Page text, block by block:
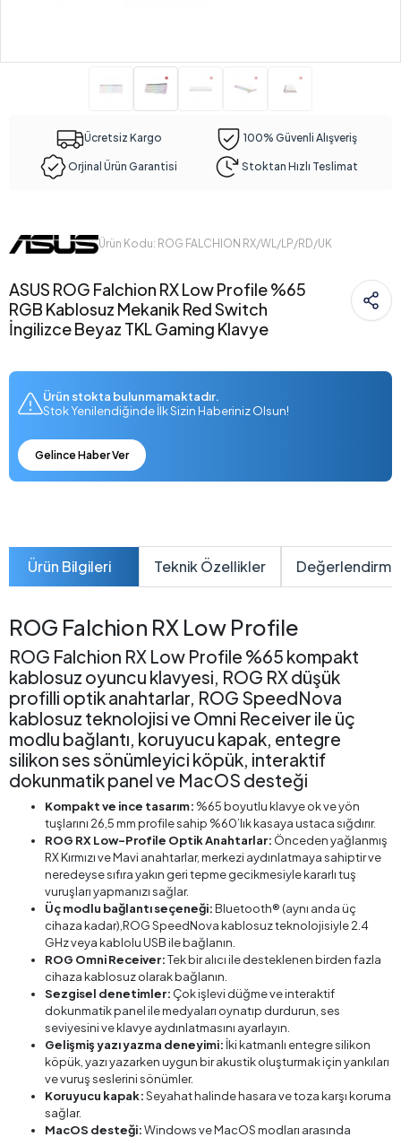
Ücretsiz Kargo 100% Güvenli Alışveriş
Orjinal Ürün Garantisi Stoktan Hızlı Teslimat
Ürün Kodu: ROG FALCHION RX/WL/LP/RD/UK
ASUS ROG Falchion RX Low Profile %65
RGB Kablosuz Mekanik Red Switch
İngilizce Beyaz TKL Gaming Klavye
Ürün stokta bulunmamaktadır.
Stok Yenilendiğinde İlk Sizin Haberiniz Olsun!
Gelince Haber Ver
Ürün Bilgileri Teknik Özellikler
ROG Falchion RX Low Profile
ROG Falchion RX Low Profile %65 kompakt
kablosuz oyuncu klavyesi, ROG RX düşük
profilli optik anahtarlar, ROG SpeedNova
kablosuz teknolojisi ve Omni Receiver ile üç
modlu bağlantı, koruyucu kapak, entegre
silikon ses sönümleyici köpük, interaktif
dokunmatik panel ve MacOS desteği
Kompakt ve ince tasarım: %65 boyutlu klavye ok ve yön
tuşlarını 26,5 mm profile sahip %60’lık kasaya ustaca sığdırır.
ROG RX Low-Profile Optik Anahtarlar: Önceden yağlanmış
RX Kırmızı ve Mavi anahtarlar, merkezi aydınlatmaya sahiptir ve
neredeyse sıfıra yakın geri tepme gecikmesiyle kararlı tuş
vuruşları yapmanızı sağlar.
Üç modlu bağlantı seçeneği:Bluetooth® (aynı anda üç
cihaza kadar),ROG SpeedNova kablosuz teknolojisiyle 2.4
GHz veya kablolu USB ile bağlanın.
ROG Omni Receiver:Tek bir alıcı ile desteklenen birden fazla
cihaza kablosuz olarak bağlanın.
Sezgisel denetimler: Çok işlevi düğme ve interaktif
dokunmatik panel ile medyaları oynatıp durdurun, ses
seviyesini ve klavye aydınlatmasını ayarlayın.
Gelişmiş yazı yazma deneyimi: İki katmanlı entegre silikon
köpük, yazı yazarken uygun bir akustik oluşturmak için yankıları
ve vuruş seslerini sönümler.
Koruyucu kapak:Seyahat halinde hasara ve toza karşı koruma
sağlar.
MacOS desteği:Windows ve MacOS modları arasında